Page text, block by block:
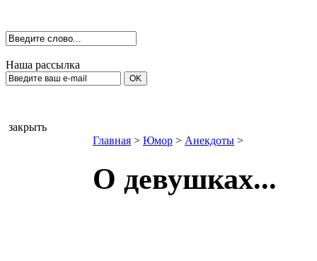
Наша рассылка
закрыть
Главная > Юмор > Анекдоты >
О девушках...